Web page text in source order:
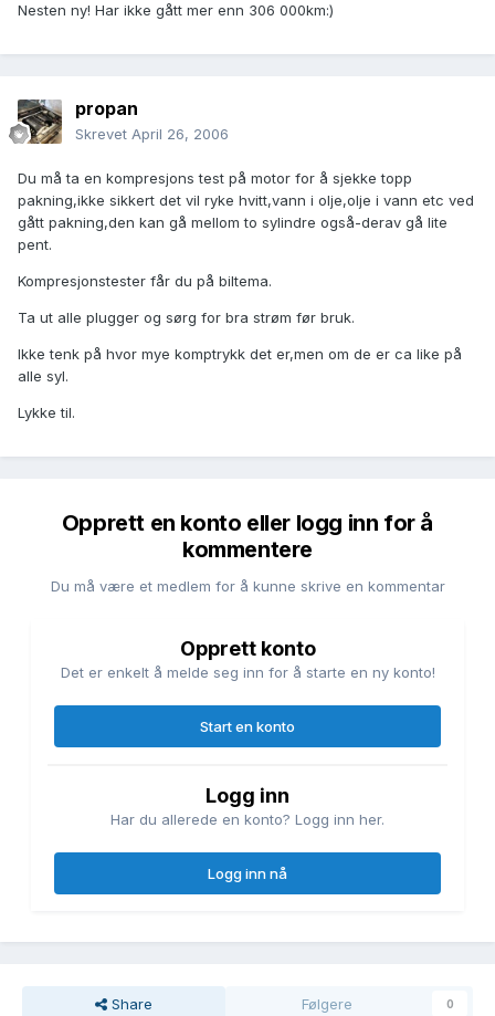
Nesten ny! Har ikke gått mer enn 306 000km:)
propan
Skrevet April 26, 2006
Du må ta en kompresjons test på motor for å sjekke topp
pakning,ikke sikkert det vil ryke hvitt,vann i olje,olje i vann etc ved
gått pakning,den kan gå mellom to sylindre også-derav gå lite
pent.
Kompresjonstester får du på biltema.
Ta ut alle plugger og sørg for bra strøm før bruk.
Ikke tenk på hvor mye komptrykk det er,men om de er ca like på
alle syl.
Lykke til.
Opprett en konto eller logg inn for å
kommentere
Du må være et medlem for å kunne skrive en kommentar
Opprett konto
Det er enkelt å melde seg inn for å starte en ny konto!
Start en konto
Logg inn
Har du allerede en konto? Logg inn her.
Logg inn nå
Share Følgere 0